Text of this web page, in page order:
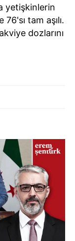
yetişkinlerin
tam aşılı.
dozlarını